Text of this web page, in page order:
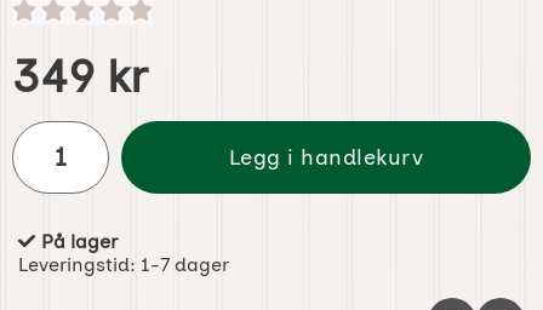
Handle dette produktet, Julpynt - Grøttimen Jenny
pris
349 kr
antall
Legg i handlekurv
Produkttilgjengelighet:
På lager
Leveringstid: 1-7 dager